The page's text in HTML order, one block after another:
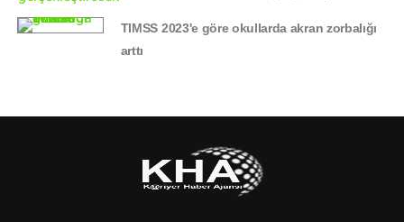
TIMSS 2023'e göre okullarda akran zorbalığı
arttı